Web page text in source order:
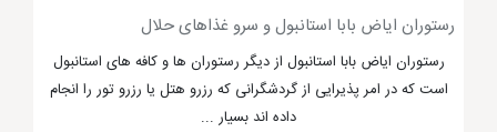
ندهید. طبخ غذاهای این رستوران به شیوه ی خانگی بوده
که رمز موفّقیت و طعم بی نظیر آن همین مسئله است.
رستوران ایاض بابا استانبول و سرو غذاهای حلال
رستوران ایاض بابا استانبول از دیگر رستوران ها و کافه های استانبول
است که در امر پذیرایی از گردشگرانی که رزرو هتل یا رزرو تور را انجام
داده اند بسیار ...